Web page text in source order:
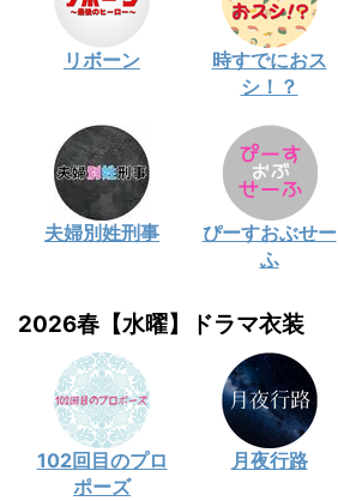
リボーン
時すでにおス
シ！？
夫婦別姓刑事
ぴーすおぶせー
ふ
2026春【水曜】ドラマ衣装
102回目のプロ
ポーズ
月夜行路